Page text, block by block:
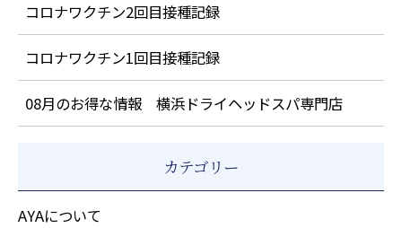
コロナワクチン2回目接種記録
コロナワクチン1回目接種記録
08月のお得な情報 横浜ドライヘッドスパ専門店
カテゴリー
AYAについて